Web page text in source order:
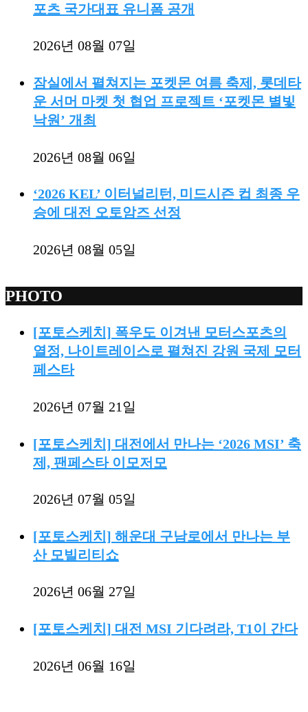
포츠 국가대표 유니폼 공개
2026년 08월 07일
잠실에서 펼쳐지는 포켓몬 여름 축제, 롯데타
운 서머 마켓 첫 협업 프로젝트 ‘포켓몬 별빛
낙원’ 개최
2026년 08월 06일
‘2026 KEL’ 이터널리턴, 미드시즌 컵 최종 우
승에 대전 오토암즈 선정
2026년 08월 05일
PHOTO
[포토스케치] 폭우도 이겨낸 모터스포츠의
열정, 나이트레이스로 펼쳐진 강원 국제 모터
페스타
2026년 07월 21일
[포토스케치] 대전에서 만나는 ‘2026 MSI’ 축
제, 팬페스타 이모저모
2026년 07월 05일
[포토스케치] 해운대 구남로에서 만나는 부
산 모빌리티쇼
2026년 06월 27일
[포토스케치] 대전 MSI 기다려라, T1이 간다
2026년 06월 16일